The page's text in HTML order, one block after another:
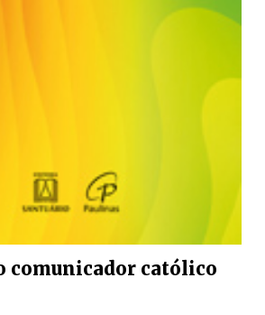
comunicador católico